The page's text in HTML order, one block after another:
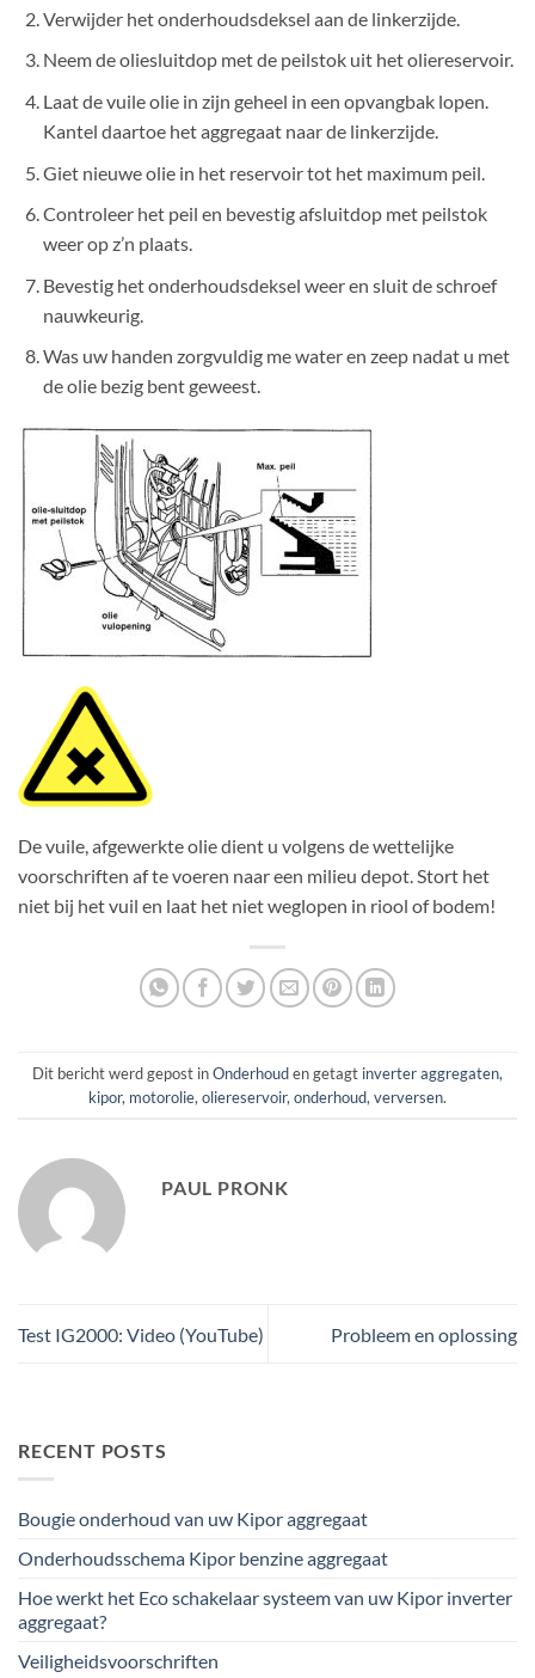
Verwijder het onderhoudsdeksel aan de linkerzijde.
Neem de oliesluitdop met de peilstok uit het oliereservoir.
Laat de vuile olie in zijn geheel in een opvangbak lopen.
Kantel daartoe het aggregaat naar de linkerzijde.
Giet nieuwe olie in het reservoir tot het maximum peil.
Controleer het peil en bevestig afsluitdop met peilstok
weer op z’n plaats.
Bevestig het onderhoudsdeksel weer en sluit de schroef
nauwkeurig.
Was uw handen zorgvuldig me water en zeep nadat u met
de olie bezig bent geweest.
De vuile, afgewerkte olie dient u volgens de wettelijke
voorschriften af te voeren naar een milieu depot. Stort het
niet bij het vuil en laat het niet weglopen in riool of bodem!
Dit bericht werd gepost inOnderhouden getagt inverter aggregaten,
kipor, motorolie, oliereservoir, onderhoud, verversen.
PAUL PRONK
Test IG2000: Video (YouTube) Probleem en oplossing
RECENT POSTS
Bougie onderhoud van uw Kipor aggregaat
Onderhoudsschema Kipor benzine aggregaat
Hoe werkt het Eco schakelaar systeem van uw Kipor inverter
aggregaat?
Veiligheidsvoorschriften